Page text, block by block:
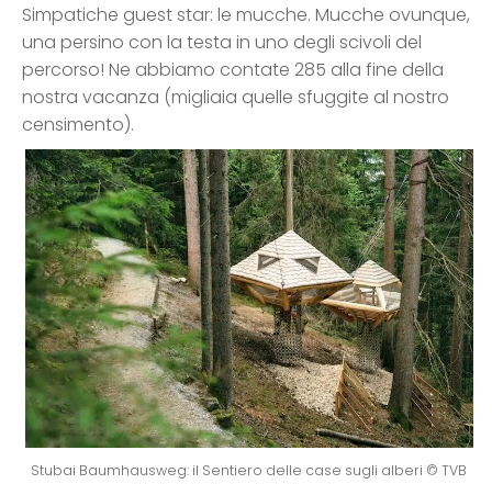
Simpatiche guest star: le mucche. Mucche ovunque,
una persino con la testa in uno degli scivoli del
percorso! Ne abbiamo contate 285 alla fine della
nostra vacanza (migliaia quelle sfuggite al nostro
censimento).
Stubai Baumhausweg: il Sentiero delle case sugli alberi © TVB